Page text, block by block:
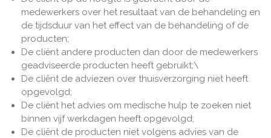
medewerkers over het resultaat van de behandeling en
de tijdsduur van het effect van de behandeling of de
producten;
De cliënt andere producten dan door de medewerkers
geadviseerde producten heeft gebruikt;\
De cliënt de adviezen over thuisverzorging niet heeft
opgevolgd;
De cliënt het advies om medische hulp te zoeken niet
binnen vijf werkdagen heeft opgevolgd;
De cliënt de producten niet volgens advies van de